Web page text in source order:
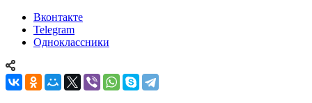
Вконтакте
Telegram
Одноклассники